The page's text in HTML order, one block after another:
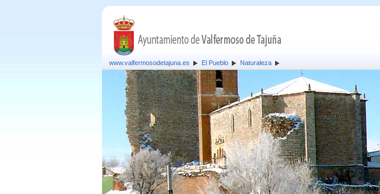
www.valfermosodetajuna.es El Pueblo Naturaleza